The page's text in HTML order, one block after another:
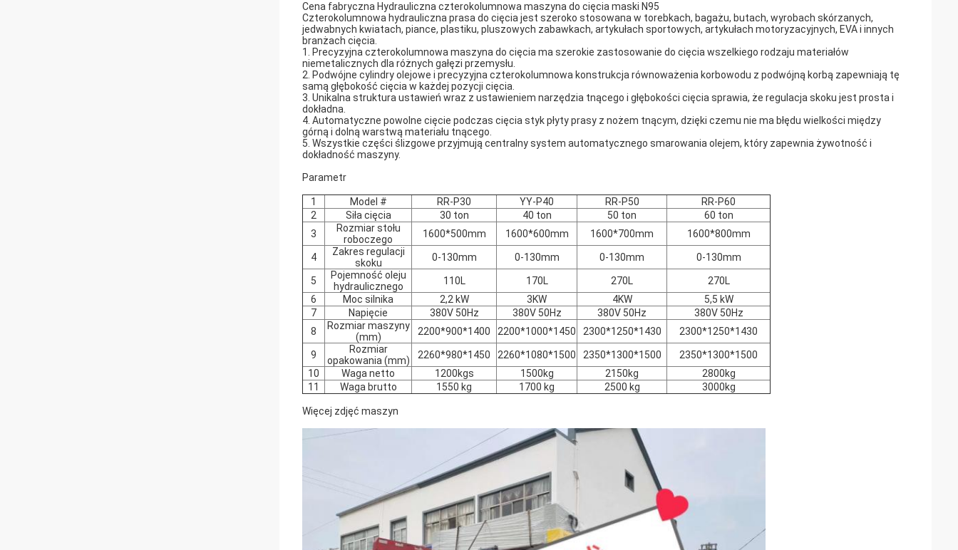
Cena fabryczna Hydrauliczna czterokolumnowa maszyna do cięcia maski N95
Czterokolumnowa hydrauliczna prasa do cięcia jest szeroko stosowana w torebkach, bagażu, butach, wyrobach skórzanych,
jedwabnych kwiatach, piance, plastiku, pluszowych zabawkach, artykułach sportowych, artykułach motoryzacyjnych, EVA i innych
branżach cięcia.
1. Precyzyjna czterokolumnowa maszyna do cięcia ma szerokie zastosowanie do cięcia wszelkiego rodzaju materiałów
niemetalicznych dla różnych gałęzi przemysłu.
2. Podwójne cylindry olejowe i precyzyjna czterokolumnowa konstrukcja równoważenia korbowodu z podwójną korbą zapewniają tę
samą głębokość cięcia w każdej pozycji cięcia.
3. Unikalna struktura ustawień wraz z ustawieniem narzędzia tnącego i głębokości cięcia sprawia, że ​​regulacja skoku jest prosta i
dokładna.
4. Automatyczne powolne cięcie podczas cięcia styk płyty prasy z nożem tnącym, dzięki czemu nie ma błędu wielkości między
górną i dolną warstwą materiału tnącego.
5. Wszystkie części ślizgowe przyjmują centralny system automatycznego smarowania olejem, który zapewnia żywotność i
dokładność maszyny.
Parametr
1 Model # RR-P30 YY-P40 RR-P50
RR-P60
2
Siła cięcia 30 ton 40 ton 50 ton
60 ton
3
Rozmiar stołu
roboczego
1600*500mm 1600*600mm 1600*700mm 1600*800mm
4
Zakres regulacji
skoku
0-130mm 0-130mm 0-130mm 0-130mm
5
Pojemność oleju
hydraulicznego
110L 170L 270L
270L
6
Moc silnika 2,2 kW 3KW 4KW
5,5 kW
7
Napięcie 380V 50Hz 380V 50Hz 380V 50Hz
380V 50Hz
8
Rozmiar maszyny
(mm)
2200*900*1400 2200*1000*1450 2300*1250*1430 2300*1250*1430
9
Rozmiar
opakowania (mm)
2260*980*1450 2260*1080*1500 2350*1300*1500
2350*1300*1500
10
Waga netto 1200kgs 1500kg 2150kg
2800kg
11
Waga brutto 1550 kg 1700 kg 2500 kg 3000kg
Więcej zdjęć maszyn